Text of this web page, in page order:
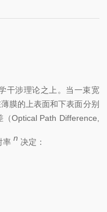
干涉理论之上。当一束宽
膜的上表面和下表面分别
Optical Path Difference,
率n 决定：